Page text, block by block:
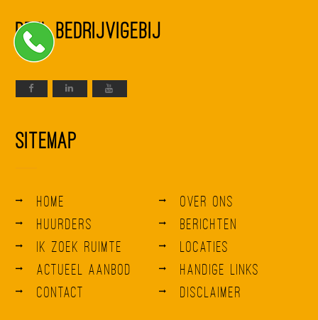
Deel BedrijvigeBij
Sitemap
Home
Over ons
Huurders
Berichten
Ik zoek ruimte
Locaties
Actueel aanbod
Handige links
Contact
Disclaimer